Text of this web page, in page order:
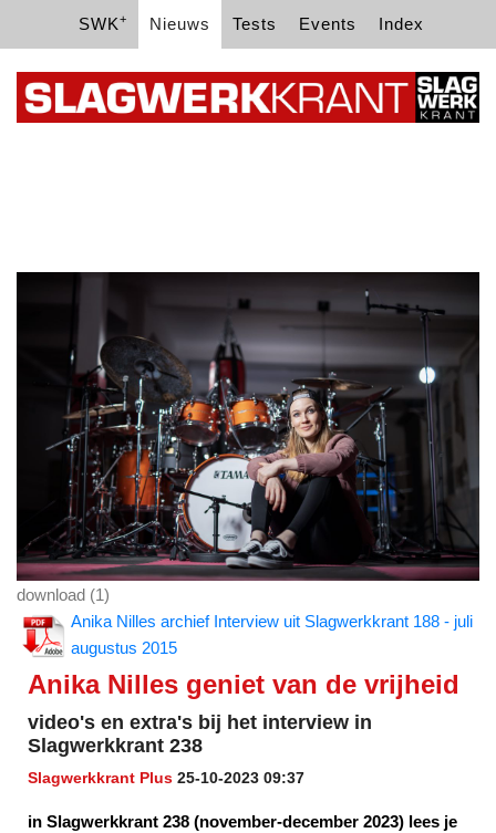
SWK+ Nieuws Tests Events Index
download (1)
Anika Nilles archief Interview uit Slagwerkkrant 188 - juli
augustus 2015
Anika Nilles geniet van de vrijheid
video's en extra's bij het interview in
Slagwerkkrant 238
Slagwerkkrant Plus 25-10-2023 09:37
in Slagwerkkrant 238 (november-december 2023) lees je